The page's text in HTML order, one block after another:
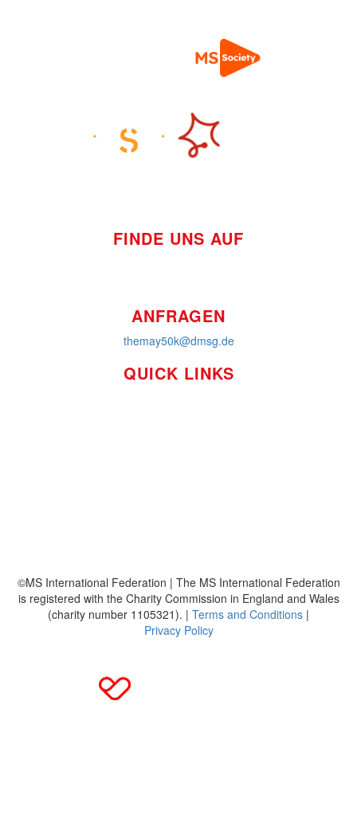
FINDE UNS AUF
ANFRAGEN
themay50k@dmsg.de
QUICK LINKS
©MS International Federation | The MS International Federation
is registered with the Charity Commission in England and Wales
(charity number 1105321). | Terms and Conditions |
Privacy Policy